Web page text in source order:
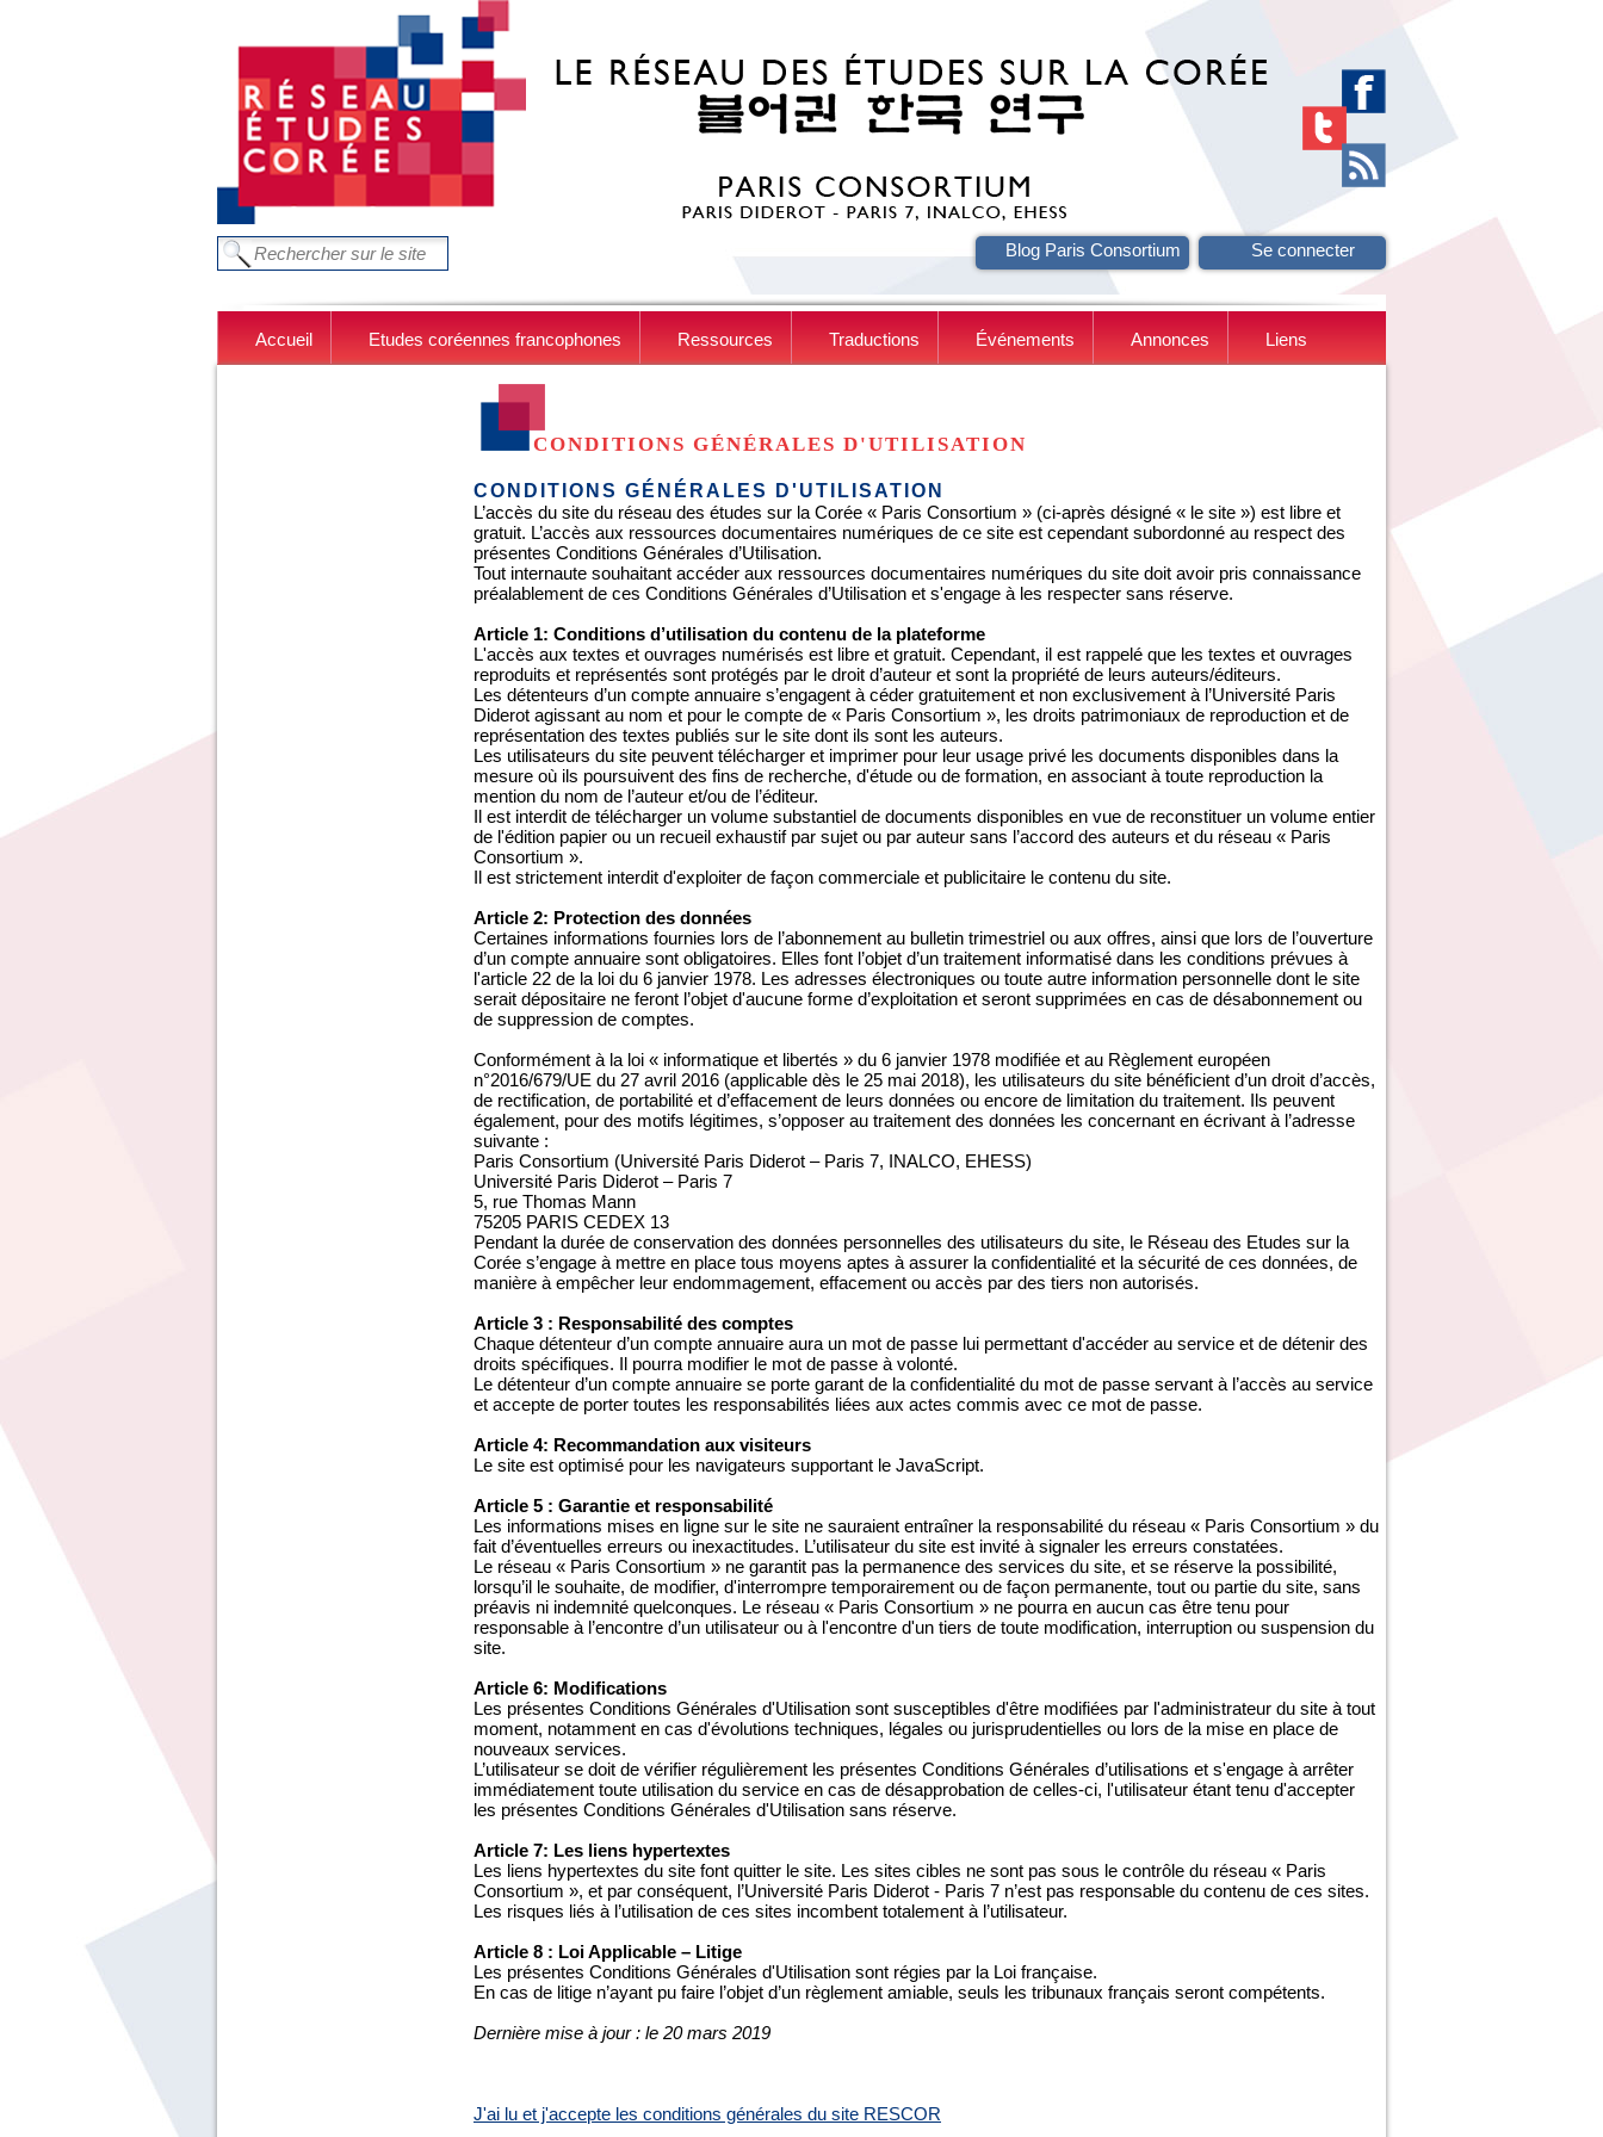
FORMULAIRE DE RECHERCHE
Chercher dans ce site Blog Paris Consortium Se connecter
Accueil Etudes coréennes francophones Ressources Traductions Événements Annonces Liens
CONDITIONS GÉNÉRALES D'UTILISATION
CONDITIONS GÉNÉRALES D'UTILISATION
L’accès du site du réseau des études sur la Corée « Paris Consortium » (ci-après désigné « le site ») est libre et
gratuit. L’accès aux ressources documentaires numériques de ce site est cependant subordonné au respect des
présentes Conditions Générales d’Utilisation.
Tout internaute souhaitant accéder aux ressources documentaires numériques du site doit avoir pris connaissance
préalablement de ces Conditions Générales d’Utilisation et s'engage à les respecter sans réserve.
Article 1: Conditions d’utilisation du contenu de la plateforme
L'accès aux textes et ouvrages numérisés est libre et gratuit. Cependant, il est rappelé que les textes et ouvrages
reproduits et représentés sont protégés par le droit d’auteur et sont la propriété de leurs auteurs/éditeurs.
Les détenteurs d’un compte annuaire s’engagent à céder gratuitement et non exclusivement à l’Université Paris
Diderot agissant au nom et pour le compte de « Paris Consortium », les droits patrimoniaux de reproduction et de
représentation des textes publiés sur le site dont ils sont les auteurs.
Les utilisateurs du site peuvent télécharger et imprimer pour leur usage privé les documents disponibles dans la
mesure où ils poursuivent des fins de recherche, d'étude ou de formation, en associant à toute reproduction la
mention du nom de l’auteur et/ou de l’éditeur.
Il est interdit de télécharger un volume substantiel de documents disponibles en vue de reconstituer un volume entier
de l'édition papier ou un recueil exhaustif par sujet ou par auteur sans l’accord des auteurs et du réseau « Paris
Consortium ».
Il est strictement interdit d'exploiter de façon commerciale et publicitaire le contenu du site.
Article 2: Protection des données
Certaines informations fournies lors de l’abonnement au bulletin trimestriel ou aux offres, ainsi que lors de l’ouverture
d’un compte annuaire sont obligatoires. Elles font l’objet d’un traitement informatisé dans les conditions prévues à
l'article 22 de la loi du 6 janvier 1978. Les adresses électroniques ou toute autre information personnelle dont le site
serait dépositaire ne feront l’objet d'aucune forme d’exploitation et seront supprimées en cas de désabonnement ou
de suppression de comptes.
Conformément à la loi « informatique et libertés » du 6 janvier 1978 modifiée et au Règlement européen
n°2016/679/UE du 27 avril 2016 (applicable dès le 25 mai 2018), les utilisateurs du site bénéficient d’un droit d’accès,
de rectification, de portabilité et d’effacement de leurs données ou encore de limitation du traitement. Ils peuvent
également, pour des motifs légitimes, s’opposer au traitement des données les concernant en écrivant à l’adresse
suivante :
Paris Consortium (Université Paris Diderot – Paris 7, INALCO, EHESS)
Université Paris Diderot – Paris 7
5, rue Thomas Mann
75205 PARIS CEDEX 13
Pendant la durée de conservation des données personnelles des utilisateurs du site, le Réseau des Etudes sur la
Corée s’engage à mettre en place tous moyens aptes à assurer la confidentialité et la sécurité de ces données, de
manière à empêcher leur endommagement, effacement ou accès par des tiers non autorisés.
Article 3 : Responsabilité des comptes
Chaque détenteur d’un compte annuaire aura un mot de passe lui permettant d'accéder au service et de détenir des
droits spécifiques. Il pourra modifier le mot de passe à volonté.
Le détenteur d’un compte annuaire se porte garant de la confidentialité du mot de passe servant à l’accès au service
et accepte de porter toutes les responsabilités liées aux actes commis avec ce mot de passe.
Article 4: Recommandation aux visiteurs
Le site est optimisé pour les navigateurs supportant le JavaScript.
Article 5 : Garantie et responsabilité
Les informations mises en ligne sur le site ne sauraient entraîner la responsabilité du réseau « Paris Consortium » du
fait d’éventuelles erreurs ou inexactitudes. L’utilisateur du site est invité à signaler les erreurs constatées.
Le réseau « Paris Consortium » ne garantit pas la permanence des services du site, et se réserve la possibilité,
lorsqu’il le souhaite, de modifier, d'interrompre temporairement ou de façon permanente, tout ou partie du site, sans
préavis ni indemnité quelconques. Le réseau « Paris Consortium » ne pourra en aucun cas être tenu pour
responsable à l’encontre d’un utilisateur ou à l'encontre d'un tiers de toute modification, interruption ou suspension du
site.
Article 6: Modifications
Les présentes Conditions Générales d'Utilisation sont susceptibles d'être modifiées par l'administrateur du site à tout
moment, notamment en cas d'évolutions techniques, légales ou jurisprudentielles ou lors de la mise en place de
nouveaux services.
L’utilisateur se doit de vérifier régulièrement les présentes Conditions Générales d’utilisations et s'engage à arrêter
immédiatement toute utilisation du service en cas de désapprobation de celles-ci, l'utilisateur étant tenu d'accepter
les présentes Conditions Générales d'Utilisation sans réserve.
Article 7: Les liens hypertextes
Les liens hypertextes du site font quitter le site. Les sites cibles ne sont pas sous le contrôle du réseau « Paris
Consortium », et par conséquent, l’Université Paris Diderot - Paris 7 n’est pas responsable du contenu de ces sites.
Les risques liés à l’utilisation de ces sites incombent totalement à l’utilisateur.
Article 8 : Loi Applicable – Litige
Les présentes Conditions Générales d'Utilisation sont régies par la Loi française.
En cas de litige n’ayant pu faire l’objet d’un règlement amiable, seuls les tribunaux français seront compétents.
Dernière mise à jour : le 20 mars 2019
J'ai lu et j'accepte les conditions générales du site RESCOR